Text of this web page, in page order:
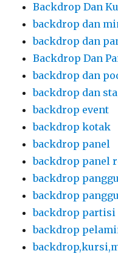
Backdrop Dan
backdrop dan
backdrop dan
Backdrop Dan
backdrop dan
backdrop dan
backdrop event
backdrop kotak
backdrop panel
backdrop panel
backdrop
backdrop
backdrop partisi
backdrop